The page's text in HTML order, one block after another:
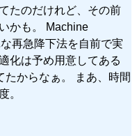
たのだけれど、その前
かも。 Machine
再急降下法を自前で実
化は予め用意してある
たからなぁ。 まあ、時間
。